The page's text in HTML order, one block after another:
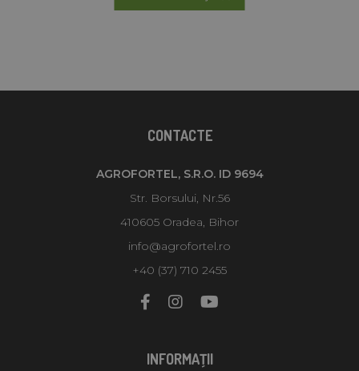
CONTACTE
AGROFORTEL, S.R.O. ID 9694
Str. Borsului, Nr.56
410605 Oradea, Bihor
info@agrofortel.ro
+40 (37) 710 2455
INFORMAŢII